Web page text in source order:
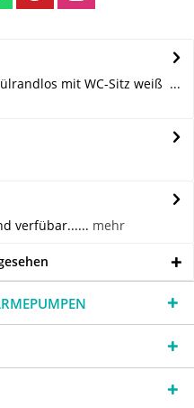
mit WC-Sitz weiß ...
verfübar...... mehr